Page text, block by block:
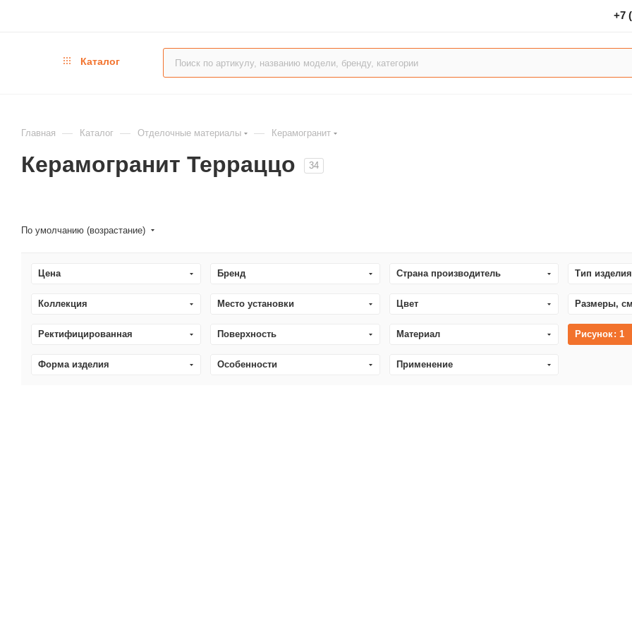
Каталог
Главная — Каталог — Отделочные материалы — Керамогранит
Керамогранит Терраццо 34
По умолчанию (возрастание)
Цена Бренд Страна производитель Тип изделия
Коллекция Место установки Цвет Размеры, см
Ректифицированная Поверхность Материал Рисунок: 1
Форма изделия Особенности Применение